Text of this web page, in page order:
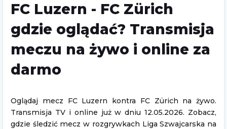
FC Luzern - FC Zürich
gdzie oglądać? Transmisja
meczu na żywo i online za
darmo
Oglądaj mecz FC Luzern kontra FC Zürich na żywo.
Transmisja TV i online już w dniu 12.05.2026. Zobacz,
gdzie śledzić mecz w rozgrywkach Liga Szwajcarska na